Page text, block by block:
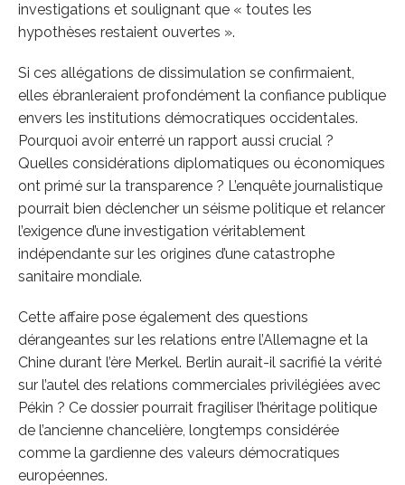
investigations et soulignant que « toutes les
hypothèses restaient ouvertes ».
Si ces allégations de dissimulation se confirmaient,
elles ébranleraient profondément la confiance publique
envers les institutions démocratiques occidentales.
Pourquoi avoir enterré un rapport aussi crucial ?
Quelles considérations diplomatiques ou économiques
ont primé sur la transparence ? L’enquête journalistique
pourrait bien déclencher un séisme politique et relancer
l’exigence d’une investigation véritablement
indépendante sur les origines d’une catastrophe
sanitaire mondiale.
Cette affaire pose également des questions
dérangeantes sur les relations entre l’Allemagne et la
Chine durant l’ère Merkel. Berlin aurait-il sacrifié la vérité
sur l’autel des relations commerciales privilégiées avec
Pékin ? Ce dossier pourrait fragiliser l’héritage politique
de l’ancienne chancelière, longtemps considérée
comme la gardienne des valeurs démocratiques
européennes.